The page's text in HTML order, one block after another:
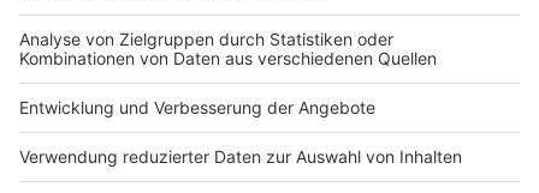
Nutzungsbedingungen
Jobs
Presse
Werben
Kontakt
Studio-Hotline
Verkehrs-Hotline